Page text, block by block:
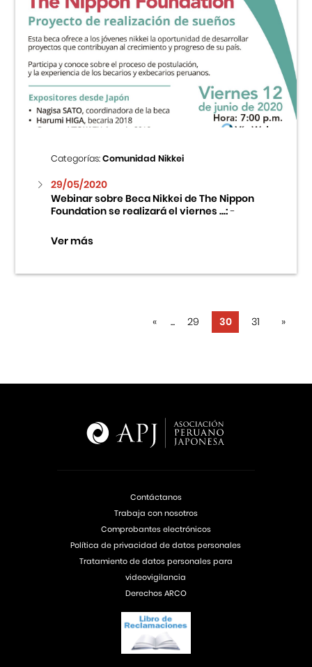
Categorías:Comunidad Nikkei
29/05/2020
Webinar sobre Beca Nikkei de The Nippon
Foundation se realizará el viernes ...:-
Ver más
« ... 29 30 31 »
Contáctanos
Trabaja con nosotros
Comprobantes electrónicos
Política de privacidad de datos personales
Tratamiento de datos personales para
videovigilancia
Derechos ARCO